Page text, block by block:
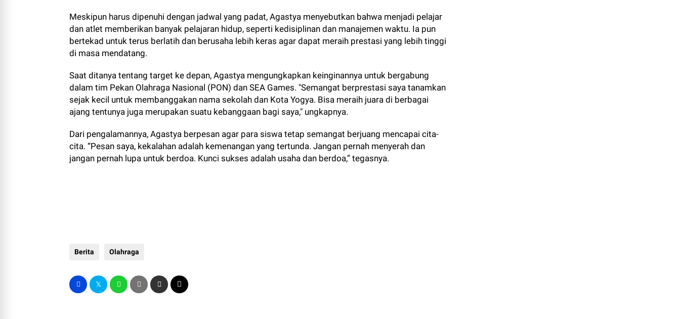
Meskipun harus dipenuhi dengan jadwal yang padat, Agastya menyebutkan bahwa menjadi pelajar
dan atlet memberikan banyak pelajaran hidup, seperti kedisiplinan dan manajemen waktu. Ia pun
bertekad untuk terus berlatih dan berusaha lebih keras agar dapat meraih prestasi yang lebih tinggi
di masa mendatang.
Saat ditanya tentang target ke depan, Agastya mengungkapkan keinginannya untuk bergabung
dalam tim Pekan Olahraga Nasional (PON) dan SEA Games. "Semangat berprestasi saya tanamkan
sejak kecil untuk membanggakan nama sekolah dan Kota Yogya. Bisa meraih juara di berbagai
ajang tentunya juga merupakan suatu kebanggaan bagi saya," ungkapnya.
Dari pengalamannya, Agastya berpesan agar para siswa tetap semangat berjuang mencapai cita-
cita. “Pesan saya, kekalahan adalah kemenangan yang tertunda. Jangan pernah menyerah dan
jangan pernah lupa untuk berdoa. Kunci sukses adalah usaha dan berdoa,” tegasnya.
Berita Olahraga